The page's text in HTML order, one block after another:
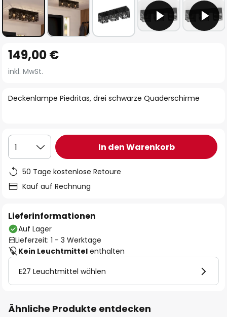
Anfang
der
springen
Deckenlampe Piedritas, drei schwarze Quaderschirme
149,00 €
inkl. MwSt.
1 In den Warenkorb
50 Tage kostenlose Retoure
Kauf auf Rechnung
Lieferinformationen
Auf Lager
Lieferzeit: 1 - 3 Werktage
Kein Leuchtmittel enthalten
E27 Leuchtmittel wählen
Ähnliche Produkte entdecken